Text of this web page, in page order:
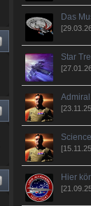
Das
Star
Admiral
Hier